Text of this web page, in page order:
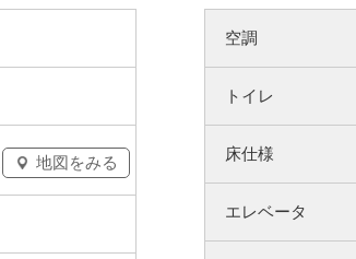
地図をみる
空調
トイレ
床仕様
エレベータ